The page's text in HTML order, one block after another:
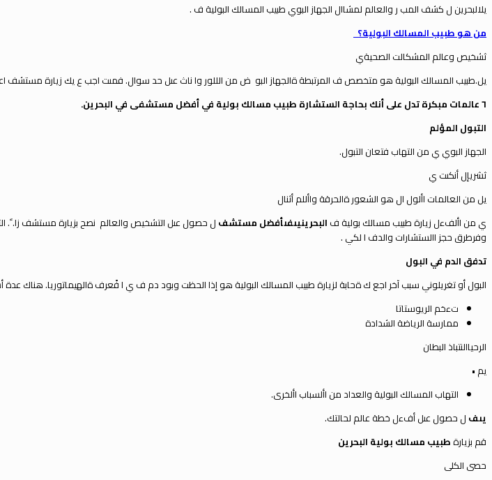
يلالبحرين ل كشف المب ر والعالم لمشاال الجهاز البوي طبيب المسالك البولية ف .
من هو طبيب المسالك البولية؟
ثشخيص وعالم المشكالت الصحيةي
يل.طبيب المسالك البولية هو متخصص ف المرتبطة ةالجهاز البو ض من الللور وا ناث عىل حد سوال.فمىت اجب ع يك زيارة مستشف
٦ عالمات مبكرة تدل على أنك بحاجة الستشارة طبيب مسالك بولية في أفضل مستشفى في البحرين
.
التبول المؤلم
الجهاز البوي ي من التهاب فتعان التبول.
ثشريإل أنكىت ي
يل من العالمات األول ال هو الشعور ةالحرقة واأللم أثنال
ي من األفءل زيارة طبيب مسالك بولية ف البحرينيىفىأفضل مستشف ل حصول عىل التشخيص والعالم نصح بزيارة مستشف زا. .
وفرطرق حجز االستشارات والدف ا لكي .
تدفق الدم في البول
البول أو تغريلوني سبب آخر اجع ك ةحابة لزيارة طبيب المسالك البولية هو إذا الحظت وبود دم ف ي ا فعرف ةالهيماتوريا.هناك عدة
تءخم الريوستاتا
ممارسة الرياضة الشدادة
الرحياالنتباذ البطان
يم •
التهاب المسالك البولية والعداد من األسباب األخرى.
يىف ل حصول عىل أفءل خطة عالم لحالتك.
قم بزيارةطبيب مسالك بولية البحرين
حصى الكلى